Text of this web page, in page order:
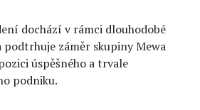
dochází v rámci dlouhodobé
podtrhuje záměr skupiny Mewa
úspěšného a trvale
podniku.